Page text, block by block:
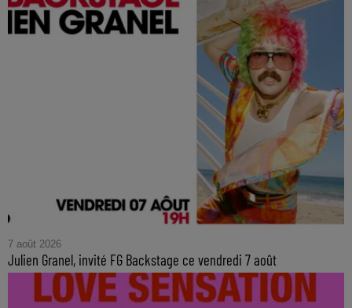
7 août 2026
Julien Granel, invité FG Backstage ce vendredi 7 août